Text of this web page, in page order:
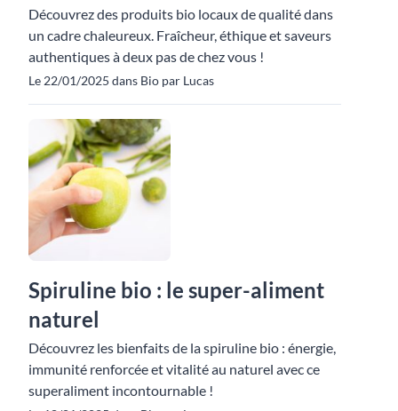
Découvrez des produits bio locaux de qualité dans
un cadre chaleureux. Fraîcheur, éthique et saveurs
authentiques à deux pas de chez vous !
Le 22/01/2025 dans Bio par Lucas
Spiruline bio : le super-aliment
naturel
Découvrez les bienfaits de la spiruline bio : énergie,
immunité renforcée et vitalité au naturel avec ce
superaliment incontournable !